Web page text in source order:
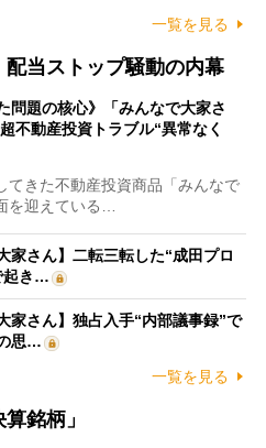
一覧を見る
配当ストップ騒動の内幕
問題の核心》「みんなで大家さ
不動産投資トラブル“異常なく
きた不動産投資商品「みんなで
を迎えている…
家さん】二転三転した“成田プロ
起き…
家さん】独占入手“内部議事録”で
思…
一覧を見る
銘柄」